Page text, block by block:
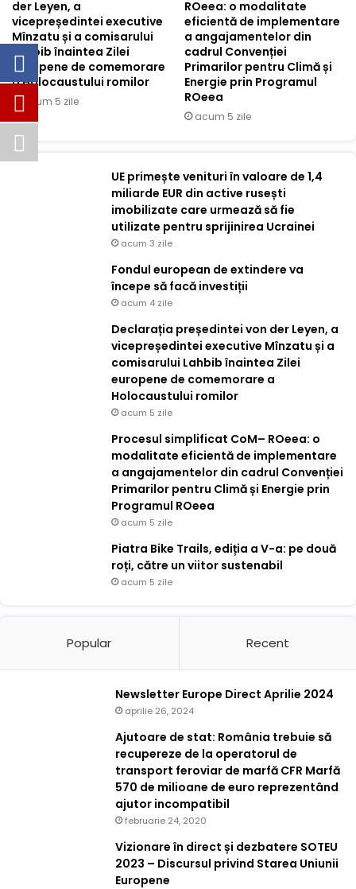
der Leyen, a
vicepreședintei executive
Mînzatu și a comisarului
Lahbib înaintea Zilei
europene de comemorare
a Holocaustului romilor
acum 5 zile
ROeea: o modalitate
eficientă de implementare
a angajamentelor din
cadrul Convenției
Primarilor pentru Climă și
Energie prin Programul
ROeea
acum 5 zile
UE primește venituri în valoare de 1,4
miliarde EUR din active rusești
imobilizate care urmează să fie
utilizate pentru sprijinirea Ucrainei
acum 3 zile
Fondul european de extindere va
începe să facă investiții
acum 4 zile
Declarația președintei von der Leyen, a
vicepreședintei executive Mînzatu și a
comisarului Lahbib înaintea Zilei
europene de comemorare a
Holocaustului romilor
acum 5 zile
Procesul simplificat CoM– ROeea: o
modalitate eficientă de implementare
a angajamentelor din cadrul Convenției
Primarilor pentru Climă și Energie prin
Programul ROeea
acum 5 zile
Piatra Bike Trails, ediția a V-a: pe două
roți, către un viitor sustenabil
acum 5 zile
Popular Recent
Newsletter Europe Direct Aprilie 2024
aprilie 26, 2024
Ajutoare de stat: România trebuie să
recupereze de la operatorul de
transport feroviar de marfă CFR Marfă
570 de milioane de euro reprezentând
ajutor incompatibil
februarie 24, 2020
Vizionare în direct și dezbatere SOTEU
2023 – Discursul privind Starea Uniunii
Europene